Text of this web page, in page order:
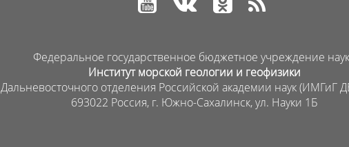
Федеральное государственное бюджетное учреждение
Институт морской геологии и геофизики
Дальневосточного отделения Российской академии наук (ИМГиГ
693022 Россия, г. Южно-Сахалинск, ул. Науки 1Б